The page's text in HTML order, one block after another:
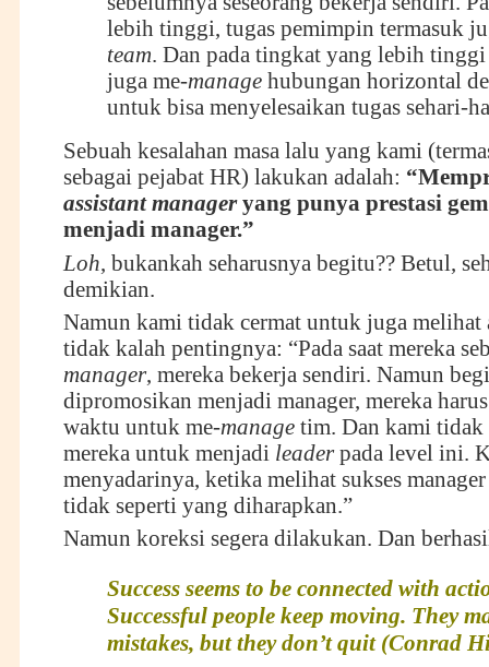
lebih tinggi, tugas pemimpin termasuk
team. Dan pada tingkat yang lebih
juga me-managehubungan horizontal
untuk bisa menyelesaikan tugas sehari-
Sebuah kesalahan masa lalu yang kami
sebagai pejabat HR) lakukan adalah:
assistant manageryang punya prestasi
menjadi manager.”
Loh, bukankah seharusnya begitu?? Betul,
demikian.
Namun kami tidak cermat untuk juga melihat
tidak kalah pentingnya: “Pada saat mereka
manager, mereka bekerja sendiri. Namun
dipromosikan menjadi manager, mereka
waktu untuk me-managetim. Dan kami tidak
mereka untuk menjadi leaderpada level ini.
menyadarinya, ketika melihat sukses
tidak seperti yang diharapkan.”
Namun koreksi segera dilakukan. Dan
Success seems to be connected with
Successful people keep moving. They
mistakes, but they don’t quit (Conrad